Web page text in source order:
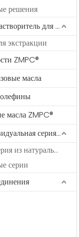
решения
Универсальный растворитель для экстракции Kaches®
экстракции
ZMPC®
масла
масла ZMPC®
Подробнее Индивидуальная серия Connection®
Специальная серия из натурального латекса
серии